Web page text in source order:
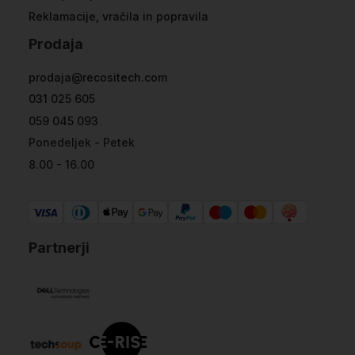
Reklamacije, vračila in popravila
Prodaja
prodaja@recositech.com
031 025 605
059 045 093
Ponedeljek - Petek
8.00 - 16.00
Partnerji